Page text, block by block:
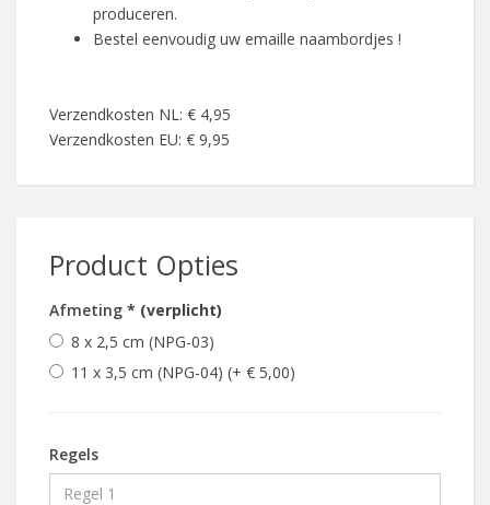
produceren.
Bestel eenvoudig uw emaille naambordjes !
Verzendkosten NL: € 4,95
Verzendkosten EU: € 9,95
Product Opties
Afmeting * (verplicht)
8 x 2,5 cm (NPG-03)
11 x 3,5 cm (NPG-04) (+ € 5,00)
Regels